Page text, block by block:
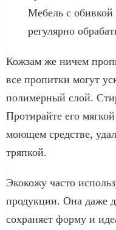
Мебель с обивкой
регулярно
Кожзам же ничем
все пропитки могут
полимерный слой.
Протирайте его
моющем средстве,
тряпкой.
Экокожу часто
продукции. Она даже
сохраняет форму и